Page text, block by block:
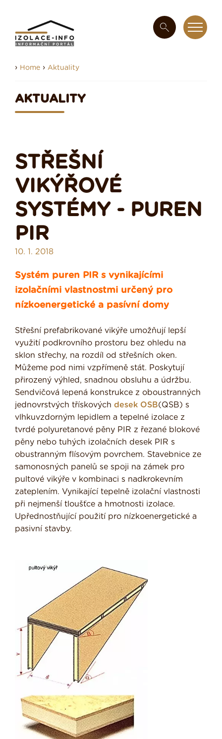
› Home › Aktuality
AKTUALITY
STŘEŠNÍ
VIKÝŘOVÉ
SYSTÉMY - PUREN
PIR
10. 1. 2018
Systém puren PIR s vynikajícími
izolačními vlastnostmi určený pro
nízkoenergetické a pasívní domy
Střešní prefabrikované vikýře umožňují lepší
využití podkrovního prostoru bez ohledu na
sklon střechy, na rozdíl od střešních oken.
Můžeme pod nimi vzpřímeně stát. Poskytují
přirozený výhled, snadnou obsluhu a údržbu.
Sendvičová lepená konstrukce z oboustranných
jednovrstvých třískových desek OSB(QSB) s
vlhkuvzdorným lepidlem a tepelné izolace z
tvrdé polyuretanové pěny PIR z řezané blokové
pěny nebo tuhých izolačních desek PIR s
obustranným flísovým povrchem. Stavebnice ze
samonosných panelů se spoji na zámek pro
pultové vikýře v kombinaci s nadkrokevním
zateplením. Vynikající tepelně izolační vlastnosti
při nejmenší tloušťce a hmotnosti izolace.
Upřednostňující použití pro nízkoenergetické a
pasivní stavby.